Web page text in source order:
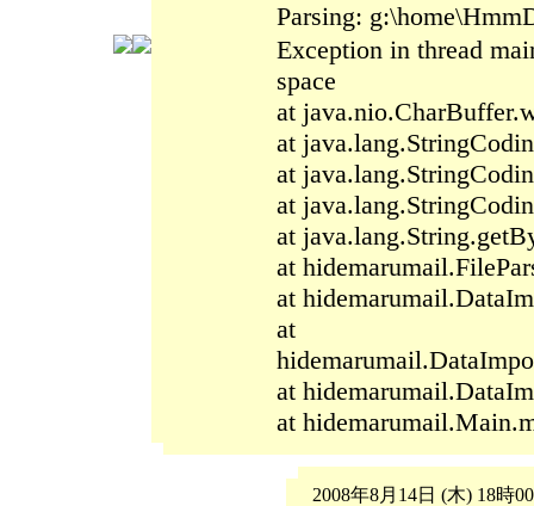
Parsing:
Exception in thread
space
at
at
at
at
at
at
at
at
at
at
2008年8月14日 (木) 18時